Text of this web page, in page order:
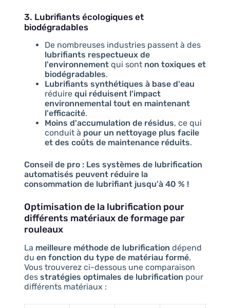
3. Lubrifiants écologiques et
biodégradables
De nombreuses industries passent à des
lubrifiants respectueux de
l'environnementqui sont non toxiques et
biodégradables.
Lubrifiants synthétiques à base d'eau
réduire qui réduisent l'impact
environnemental tout en maintenant
l'efficacité.
Moins d'accumulation de résidus, ce qui
conduit à pour un nettoyage plus facile
et des coûts de maintenance réduits.
Conseil de pro : Les systèmes de lubrification
automatisés peuvent réduire la
consommation de lubrifiant jusqu'à 40 % !
Optimisation de la lubrification pour
différents matériaux de formage par
rouleaux
La meilleure méthode de lubrification dépend
du en fonction du type de matériau formé.
Vous trouverez ci-dessous une comparaison
des stratégies optimales de lubrification pour
différents matériaux :